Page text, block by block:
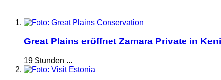
Great Plains eröffnet Zamara Private in
19 Stunden ...